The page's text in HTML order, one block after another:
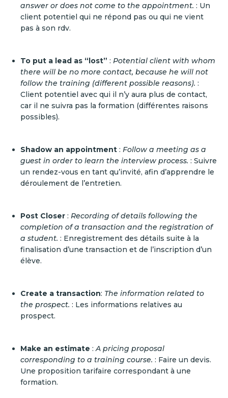
answer or does not come to the appointment. : Un
client potentiel qui ne répond pas ou qui ne vient
pas à son rdv.
To put a lead as “lost” : Potential client with whom
there will be no more contact, because he will not
follow the training (different possible reasons). :
Client potentiel avec qui il n’y aura plus de contact,
car il ne suivra pas la formation (différentes raisons
possibles).
Shadow an appointment : Follow a meeting as a
guest in order to learn the interview process. : Suivre
un rendez-vous en tant qu’invité, afin d’apprendre le
déroulement de l’entretien.
Post Closer : Recording of details following the
completion of a transaction and the registration of
a student. : Enregistrement des détails suite à la
finalisation d’une transaction et de l’inscription d’un
élève.
Create a transaction: The information related to
the prospect. : Les informations relatives au
prospect.
Make an estimate :A pricing proposal
corresponding to a training course. : Faire un devis.
Une proposition tarifaire correspondant à une
formation.